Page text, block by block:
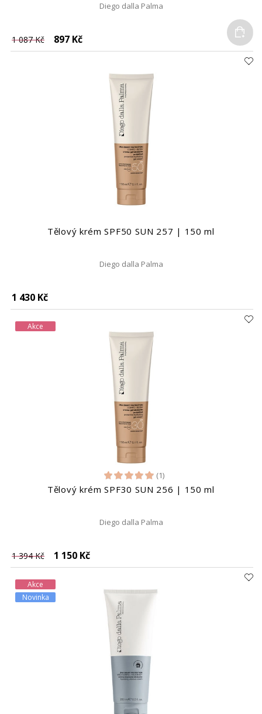
Diego dalla Palma
1 087 Kč 897 Kč
Tělový krém SPF50 SUN 257 | 150 ml
Diego dalla Palma
1 430 Kč
Akce
(1)
Tělový krém SPF30 SUN 256 | 150 ml
Diego dalla Palma
1 394 Kč 1 150 Kč
Akce
Novinka